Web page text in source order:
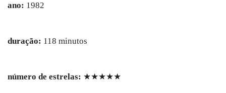
ano: 1982
duração: 118 minutos
número de estrelas: ★★★★★